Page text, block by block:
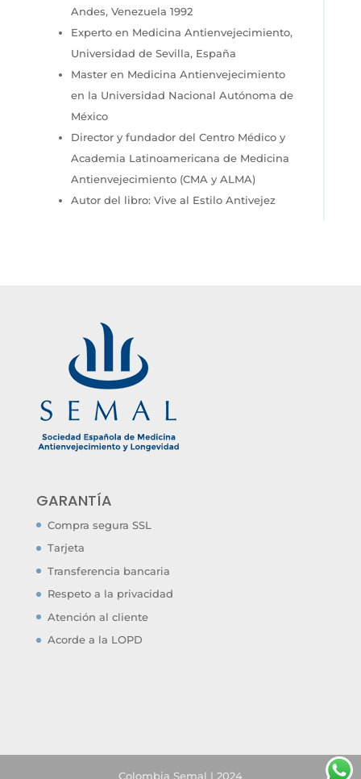
Andes, Venezuela 1992
Experto en Medicina Antienvejecimiento,
Universidad de Sevilla, España
Master en Medicina Antienvejecimiento
en la Universidad Nacional Autónoma de
México
Director y fundador del Centro Médico y
Academia Latinoamericana de Medicina
Antienvejecimiento (CMA y ALMA)
Autor del libro: Vive al Estilo Antivejez
GARANTÍA
Compra segura SSL
Tarjeta
Transferencia bancaria
Respeto a la privacidad
Atención al cliente
Acorde a la LOPD
Colombia Semal | 2024